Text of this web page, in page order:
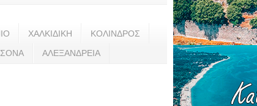
ΧΑΛΚΙΔΙΚΗ ΚΟΛΙΝΔΡΟΣ
ΑΛΕΞΑΝΔΡΕΙΑ